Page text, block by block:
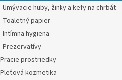
Umývacie huby, žinky a kefy na chrbát
Toaletný papier
Intímna hygiena
Prezervatívy
Pracie prostriedky
Pleťová kozmetika